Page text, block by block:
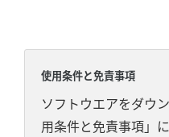
使用条件と免責事項
ソフトウエアをダウ
用条件と免責事項」